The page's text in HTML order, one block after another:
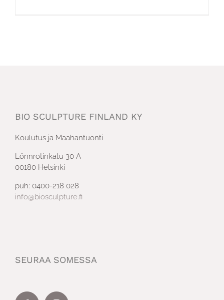
BIO SCULPTURE FINLAND KY
Koulutus ja Maahantuonti
Lönnrotinkatu 30 A
00180 Helsinki
puh: 0400-218 028
info@biosculpture.fi
SEURAA SOMESSA